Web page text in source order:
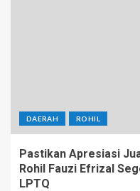
DAERAH ROHIL
Pastikan Apresiasi
Rohil Fauzi Efrizal
LPTQ